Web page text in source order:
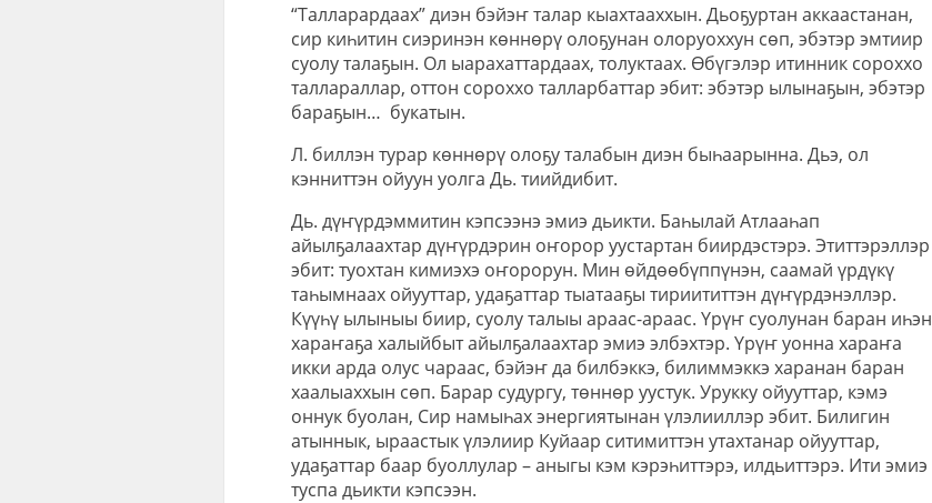
“Талларардаах” диэн бэйэҥ талар кыахтааххын. Дьоҕуртан аккаастанан,
сир киһитин сиэринэн көннөрү олоҕунан олоруоххун сөп, эбэтэр эмтиир
суолу талаҕын. Ол ыарахаттардаах, толуктаах. Өбүгэлэр итинник сороххо
таллараллар, оттон сороххо талларбаттар эбит: эбэтэр ылынаҕын, эбэтэр
бараҕын… букатын.
Л. биллэн турар көннөрү олоҕу талабын диэн быһаарынна. Дьэ, ол
кэнниттэн ойуун уолга Дь. тиийдибит.
Дь. дүҥүрдэммитин кэпсээнэ эмиэ дьикти. Баһылай Атлааһап
айылҕалаахтар дүҥүрдэрин оҥорор уустартан биирдэстэрэ. Этиттэрэллэр
эбит: туохтан кимиэхэ оҥорорун. Мин өйдөөбүппүнэн, саамай үрдүкү
таһымнаах ойууттар, удаҕаттар тыатааҕы тириититтэн дүҥүрдэнэллэр.
Күүһү ылыныы биир, суолу талыы араас-араас. Үрүҥ суолунан баран иһэн
хараҥаҕа халыйбыт айылҕалаахтар эмиэ элбэхтэр. Үрүҥ уонна хараҥа
икки арда олус чараас, бэйэҥ да билбэккэ, билиммэккэ харанан баран
хаалыаххын сөп. Барар судургу, төннөр уустук. Урукку ойууттар, кэмэ
оннук буолан, Сир намыһах энергиятынан үлэлииллэр эбит. Билигин
атыннык, ыраастык үлэлиир Куйаар ситимиттэн утахтанар ойууттар,
удаҕаттар баар буоллулар – аныгы кэм кэрэһиттэрэ, илдьиттэрэ. Ити эмиэ
туспа дьикти кэпсээн.